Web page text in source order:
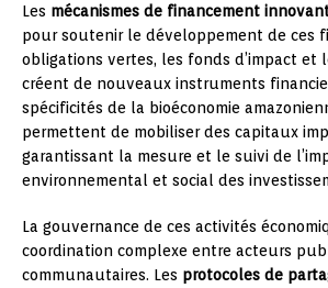
Les mécanismes de financement
pour soutenir le développement de ces
obligations vertes, les fonds d’impact et
créent de nouveaux instruments
spécificités de la bioéconomie
permettent de mobiliser des capitaux
garantissant la mesure et le suivi de
environnemental et social des
La gouvernance de ces activités
coordination complexe entre acteurs
communautaires. Les protocoles de